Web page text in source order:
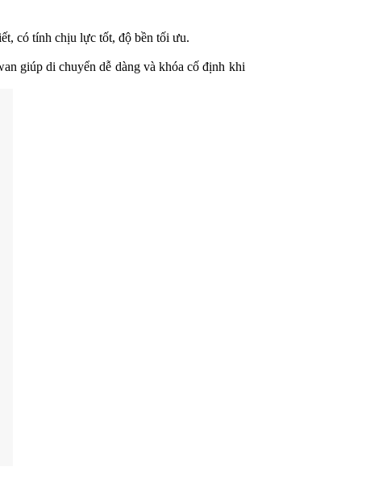
có tính chịu lực tốt, độ bền tối ưu.
giúp di chuyển dễ dàng và khóa cố định khi